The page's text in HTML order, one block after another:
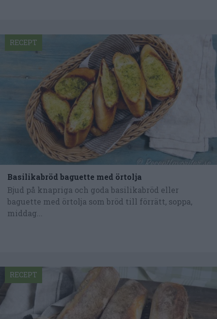
Basilikabröd baguette med örtolja
Bjud på knapriga och goda basilikabröd eller
baguette med örtolja som bröd till förrätt, soppa,
middag...
RECEPT
RECEPT